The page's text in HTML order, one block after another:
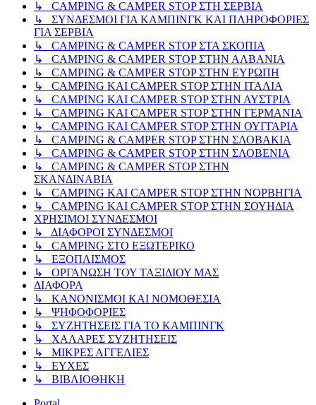
↳ CAMPING & CAMPER STOP ΣΤΗ ΣΕΡΒΙΑ
↳ ΣΥΝΔΕΣΜΟΙ ΓΙΑ ΚΑΜΠΙΝΓΚ ΚΑΙ ΠΛΗΡΟΦΟΡΙΕΣ
ΓΙΑ ΣΕΡΒΙΑ
↳ CAMPING & CAMPER STOP ΣΤΑ ΣΚΟΠΙΑ
↳ CAMPING & CAMPER STOP ΣΤΗΝ ΑΛΒΑΝΙΑ
↳ CAMPING & CAMPER STOP ΣΤΗΝ ΕΥΡΩΠΗ
↳ CAMPING KAI CAMPER STOP ΣΤΗΝ ΙΤΑΛΙΑ
↳ CAMPING KAI CAMPER STOP ΣΤΗΝ ΑΥΣΤΡΙΑ
↳ CAMPING KAI CAMPER STOP ΣΤΗΝ ΓΕΡΜΑΝΙΑ
↳ CAMPING KAI CAMPER STOP ΣΤΗΝ ΟΥΓΓΑΡΙΑ
↳ CAMPING & CAMPER STOP ΣΤΗΝ ΣΛΟΒΑΚΙΑ
↳ CAMPING & CAMPER STOP ΣΤΗΝ ΣΛΟΒΕΝΙΑ
↳ CAMPING & CAMPER STOP ΣΤΗΝ
ΣΚΑΝΔΙΝΑΒΙΑ
↳ CAMPING KAI CAMPER STOP ΣΤΗΝ ΝΟΡΒΗΓΙΑ
↳ CAMPING KAI CAMPER STOP ΣΤΗΝ ΣΟΥΗΔΙΑ
ΧΡΗΣΙΜΟΙ ΣΥΝΔΕΣΜΟΙ
↳ ΔΙΑΦΟΡΟΙ ΣΥΝΔΕΣΜΟΙ
↳ CAMPING ΣΤΟ ΕΞΩΤΕΡΙΚΟ
↳ ΕΞΟΠΛΙΣΜΟΣ
↳ ΟΡΓΑΝΩΣΗ ΤΟΥ ΤΑΞΙΔΙΟΥ ΜΑΣ
ΔΙΑΦΟΡΑ
↳ ΚΑΝΟΝΙΣΜΟΙ ΚΑΙ ΝΟΜΟΘΕΣΙΑ
↳ ΨΗΦΟΦΟΡΙΕΣ
↳ ΣΥΖΗΤΗΣΕΙΣ ΓΙΑ ΤΟ ΚΑΜΠΙΝΓΚ
↳ ΧΑΛΑΡΕΣ ΣΥΖΗΤΗΣΕΙΣ
↳ ΜΙΚΡΕΣ ΑΓΓΕΛΙΕΣ
↳ ΕΥΧΕΣ
↳ ΒΙΒΛΙΟΘΗΚΗ